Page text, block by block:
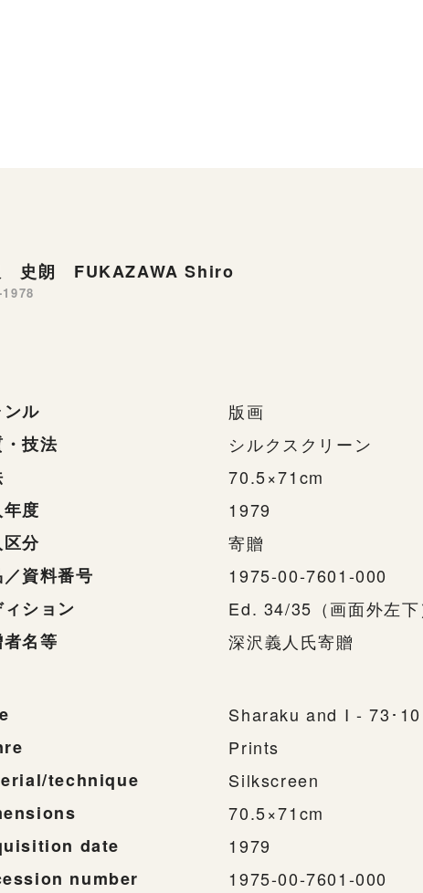
史朗 FUKAZAWA Shiro
ル
版画
技法
シルクスクリーン
70.5×71cm
度
1979
分
寄贈
資料番号
1975-00-7601-000
ション
Ed. 34/35（画面外左
名等
深沢義人氏寄贈
Sharaku and I - 73･10
Prints
technique
Silkscreen
70.5×71cm
date
1979
number
1975-00-7601-000